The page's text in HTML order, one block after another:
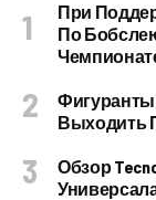
При
По
Выходить
Обзор